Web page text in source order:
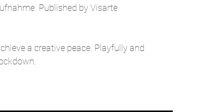
Published by Visarte
a creative peace. Playfully and